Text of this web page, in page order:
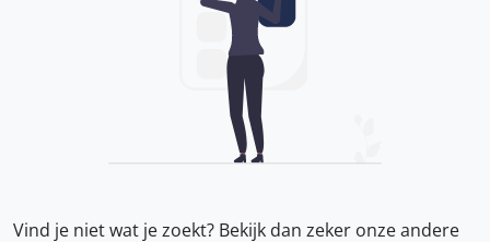
Vind je niet wat je zoekt? Bekijk dan zeker onzeandere